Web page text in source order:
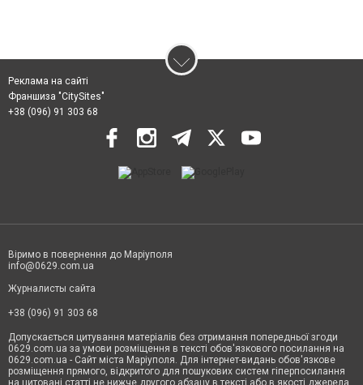
Реклама на сайті
Франшиза "CitySites"
+38 (096) 91 303 68
Віримо в повернення до Маріуполя
info@0629.com.ua
Журналисты сайта
+38 (096) 91 303 68
Допускається цитування матеріалів без отримання попередньої згоди
0629.com.ua за умови розміщення в тексті обов'язкового посилання на
0629.com.ua - Сайт міста Маріуполя. Для інтернет-видань обов'язкове
розміщення прямого, відкритого для пошукових систем гіперпосилання
на цитовані статті не нижче другого абзацу в тексті або в якості джерела.